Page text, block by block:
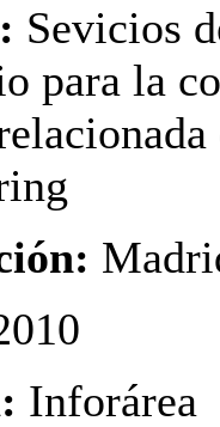
Sevicios
para la
Inforárea